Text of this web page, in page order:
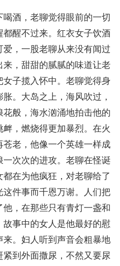
酒，老聊觉得眼前的一切
醒不过来。红衣女子饮酒
，一股老聊从来没有闻过
，甜甜的腻腻的味道让老
子揽入怀中。老聊觉得身
。大岛之上，海风吹过，
般，海水汹涌地拍击他的
，燃烧得更加暴烈。在火
老，他像一个英雄一样成
次次的进攻。老聊在怪诞
在为他疯狂，对老聊给了
件事而千恩万谢。人们把
，在那些只有青灯一盏和
事中的女人是他最好的慰
。妇人听到声音会粗暴地
到外面撒尿，不然又要尿